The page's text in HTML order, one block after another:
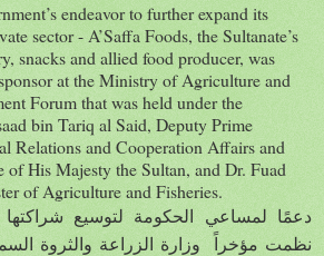
endeavor to further expand its
sector - A’Saffa Foods, the Sultanate’s
snacks and allied food producer, was
at the Ministry of Agriculture and
Forum that was held under the
bin Tariq al Said, Deputy Prime
Relations and Cooperation Affairs and
of His Majesty the Sultan, and Dr. Fuad
of Agriculture and Fisheries.
دعمًا لمساعي الحكومة لتوسيع
نظمت مؤخراً
وزارة الزراعة والثروة